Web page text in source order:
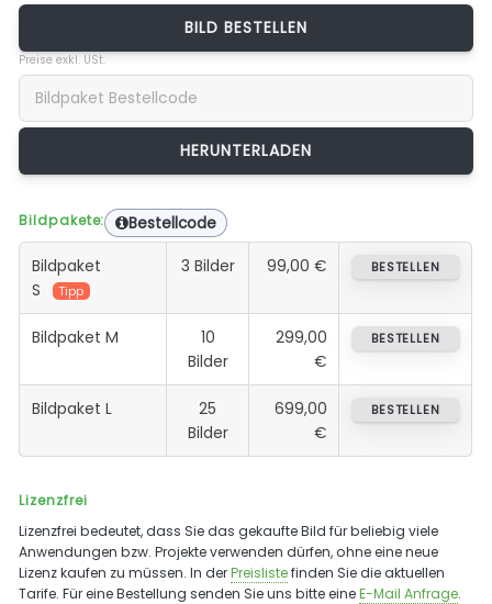
BILD BESTELLEN
Preise exkl. USt.
Bildpakete: Bestellcode
Bildpaket
S
Tipp
3 Bilder 99,00 € BESTELLEN
Bildpaket M
10
Bilder
299,00
€
BESTELLEN
Bildpaket L
25
Bilder
699,00
€
BESTELLEN
Lizenzfrei
Lizenzfrei bedeutet, dass Sie das gekaufte Bild für beliebig viele
Anwendungen bzw. Projekte verwenden dürfen, ohne eine neue
Lizenz kaufen zu müssen. In derPreislistefinden Sie die aktuellen
Tarife. Für eine Bestellung senden Sie uns bitte eineE-Mail Anfrage.